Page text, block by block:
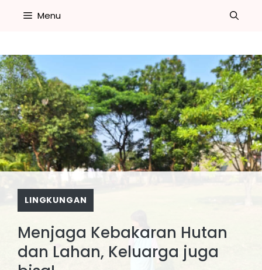
Menu
LINGKUNGAN
Menjaga Kebakaran Hutan
dan Lahan, Keluarga juga